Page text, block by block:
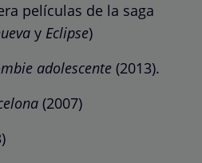
películas de la saga
y Eclipse)
adolescente (2013).
(2007)